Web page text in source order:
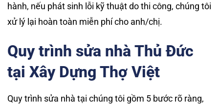
hành, nếu phát sinh lỗi kỹ thuật do thi công, chúng tôi
xử lý lại hoàn toàn miễn phí cho anh/chị.
Quy trình sửa nhà Thủ Đức
tại Xây Dựng Thợ Việt
Quy trình sửa nhà tại chúng tôi gồm 5 bước rõ ràng,